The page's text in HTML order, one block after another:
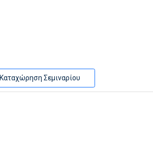
Καταχώρηση Σεμιναρίου